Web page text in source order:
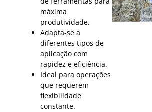
máxima
produtividade.
Adapta-se a
diferentes tipos de
aplicação com
rapidez e eficiência.
Ideal para operações
que requerem
flexibilidade
constante.